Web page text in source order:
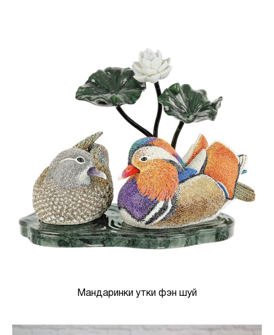
Мандаринки утки фэн шуй